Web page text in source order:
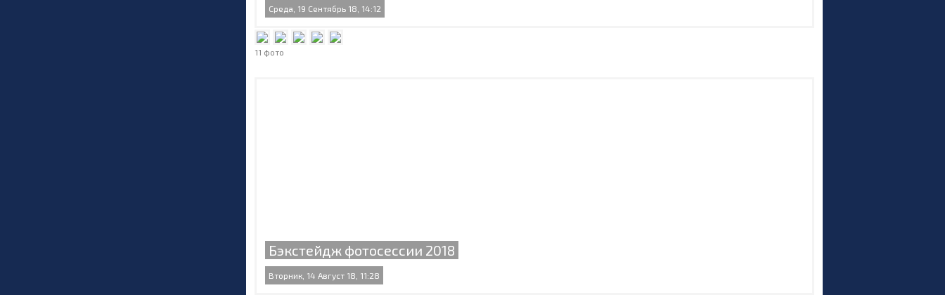
Среда, 19 Сентябрь 18, 14:12
11 фото
Бэкстейдж фотосессии 2018
Вторник, 14 Август 18, 11:28